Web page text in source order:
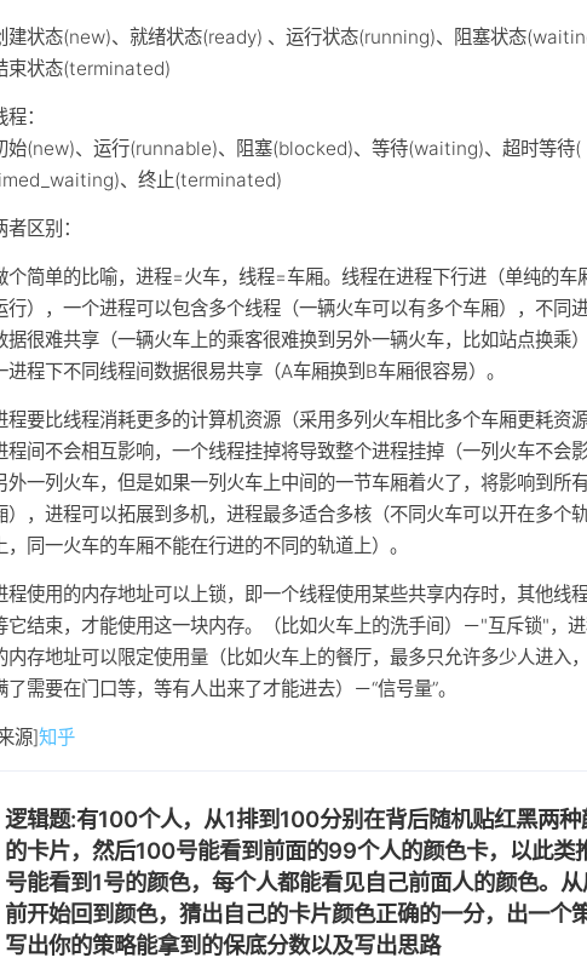
建状态(new)、就绪状态(ready) 、运行状态(running)、阻塞状态
束状态(terminated)
程：
始(new)、运行(runnable)、阻塞(blocked)、等待(waiting)、超时等待(
、终止(terminated)
者区别：
个简单的比喻，进程=火车，线程=车厢。线程在进程下行进（单纯的车
行），一个进程可以包含多个线程（一辆火车可以有多个车厢），不同
据很难共享（一辆火车上的乘客很难换到另外一辆火车，比如站点换乘
进程下不同线程间数据很易共享（A车厢换到B车厢很容易）。
程要比线程消耗更多的计算机资源（采用多列火车相比多个车厢更耗资源
程间不会相互影响，一个线程挂掉将导致整个进程挂掉（一列火车不会
外一列火车，但是如果一列火车上中间的一节车厢着火了，将影响到所
），进程可以拓展到多机，进程最多适合多核（不同火车可以开在多个
，同一火车的车厢不能在行进的不同的轨道上）。
程使用的内存地址可以上锁，即一个线程使用某些共享内存时，其他线
它结束，才能使用这一块内存。（比如火车上的洗手间）－"互斥锁"，
内存地址可以限定使用量（比如火车上的餐厅，最多只允许多少人进入
了需要在门口等，等有人出来了才能进去）－“信号量”。
源]知乎
逻辑题:有100个人，从1排到100分别在背后随机贴红黑两种
的卡片，然后100号能看到前面的99个人的颜色卡，以此类
号能看到1号的颜色，每个人都能看见自己前面人的颜色。
前开始回到颜色，猜出自己的卡片颜色正确的一分，出一个策
写出你的策略能拿到的保底分数以及写出思路